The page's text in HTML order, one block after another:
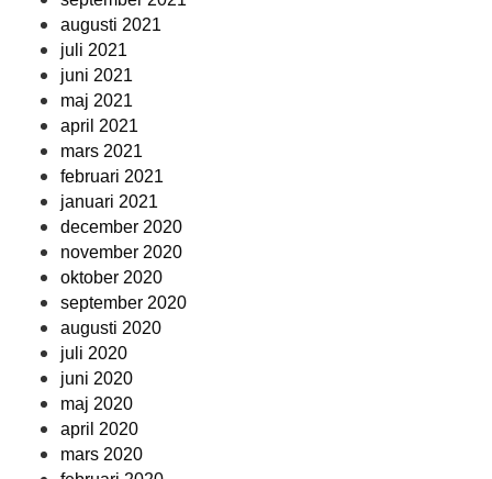
augusti 2021
juli 2021
juni 2021
maj 2021
april 2021
mars 2021
februari 2021
januari 2021
december 2020
november 2020
oktober 2020
september 2020
augusti 2020
juli 2020
juni 2020
maj 2020
april 2020
mars 2020